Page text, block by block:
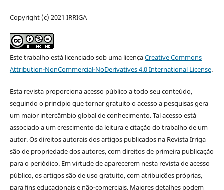
Copyright (c) 2021 IRRIGA
Este trabalho está licenciado sob uma licençaCreative Commons
Attribution-NonCommercial-NoDerivatives 4.0 International License.
Esta revista proporciona acesso público a todo seu conteúdo,
seguindo o princípio que tornar gratuito o acesso a pesquisas gera
um maior intercâmbio global de conhecimento. Tal acesso está
associado a um crescimento da leitura e citação do trabalho de um
autor. Os direitos autorais dos artigos publicados na Revista Irriga
são de propriedade dos autores, com direitos de primeira publicação
para o periódico. Em virtude de aparecerem nesta revista de acesso
público, os artigos são de uso gratuito, com atribuições próprias,
para fins educacionais e não-comerciais. Maiores detalhes podem